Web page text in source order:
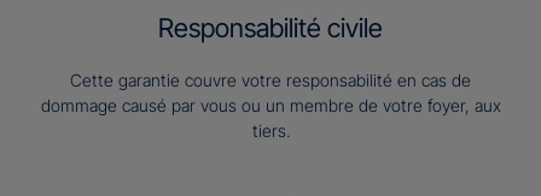
Responsabilité civile
Cette garantie couvre votre responsabilité en cas de
dommage causé par vous ou un membre de votre foyer, aux
tiers.